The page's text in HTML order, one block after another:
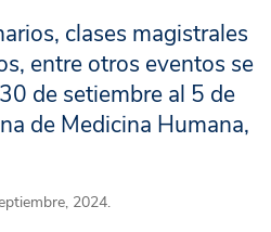
clases magistrales
entre otros eventos se
de setiembre al 5 de
de Medicina Humana,
2024.